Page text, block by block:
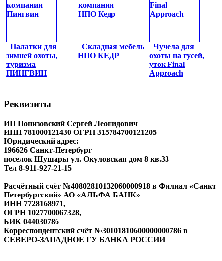
Палатки для
зимней охоты,
туризма
ПИНГВИН
Складная мебель
НПО КЕДР
Чучела для
охоты на гусей,
уток Final
Approach
Реквизиты
ИП Понизовский Сергей Леонидович
ИНН 781000121430 ОГРН 315784700121205
Юридический адрес:
196626 Санкт-Петербург
поселок Шушары ул. Окуловская дом 8 кв.33
Тел 8-911-927-21-15
Расчётный счёт №40802810132060000918 в Филиал «Санкт
Петербургский» АО «АЛЬФА-БАНК»
ИНН 7728168971,
ОГРН 1027700067328,
БИК 044030786
Корреспондентский счёт №30101810600000000786 в
СЕВЕРО-ЗАПАДНОЕ ГУ БАНКА РОССИИ